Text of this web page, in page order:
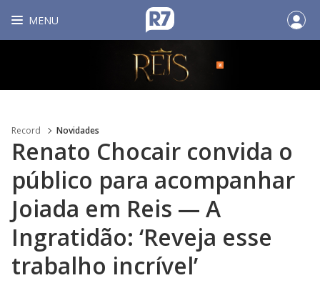
MENU
Record Novidades
Renato Chocair convida o
público para acompanhar
Joiada em Reis — A
Ingratidão: ‘Reveja esse
trabalho incrível’